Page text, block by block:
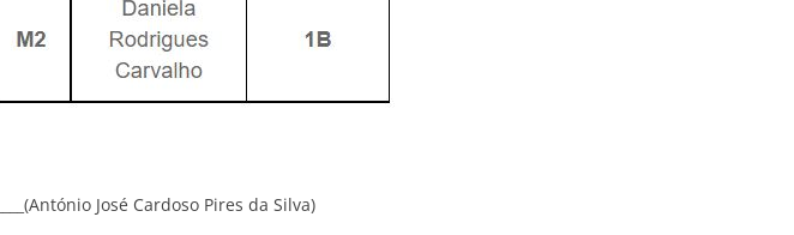
José Cardoso Pires da Silva)